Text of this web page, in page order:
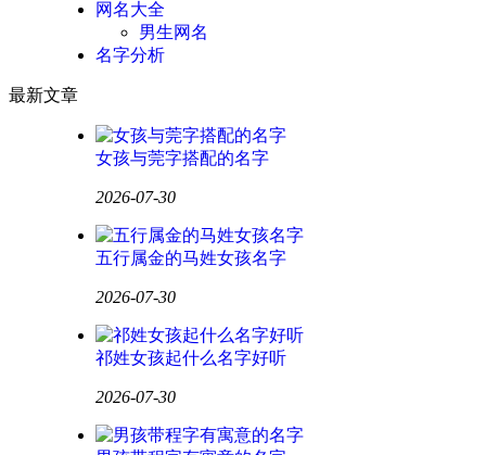
网名大全
男生网名
名字分析
最新文章
女孩与莞字搭配的名字
2026-07-30
五行属金的马姓女孩名字
2026-07-30
祁姓女孩起什么名字好听
2026-07-30